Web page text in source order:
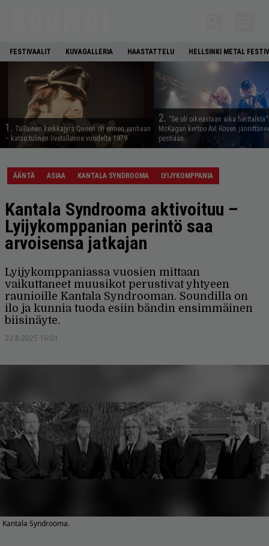
FESTIVAALIT KUVAGALLERIA HAASTATTELU HELLSINKI METAL
1. Tällainen keikkajyrä Queen oli ennen vanhaan
– katso tulinen livetallenne vuodelta 1979
2. ”Se oli oikeastaan aika
McKagan kertoo Axl Rosen
pestiään
ÄÄNTÄ ASIAA KANTALA SYNDROOMA LYIJYKOMPPANIA
Kantala Syndrooma aktivoituu –
Lyijykomppanian perintö saa
arvoisensa jatkajan
Lyijykomppaniassa vuosien mittaan
vaikuttaneet muusikot perustivat yhtyeen
raunioille Kantala Syndrooman. Soundilla on
ilo ja kunnia tuoda esiin bändin ensimmäinen
biisinäyte.
22.8.2025 16:01
Kantala Syndrooma.